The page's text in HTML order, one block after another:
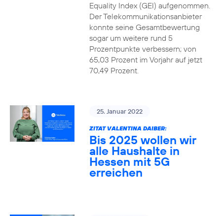
Equality Index (GEI) aufgenommen.
Der Telekommunikationsanbieter
konnte seine Gesamtbewertung
sogar um weitere rund 5
Prozentpunkte verbessern; von
65,03 Prozent im Vorjahr auf jetzt
70,49 Prozent.
25. Januar 2022
ZITAT VALENTINA DAIBER:
Bis 2025 wollen wir
alle Haushalte in
Hessen mit 5G
erreichen